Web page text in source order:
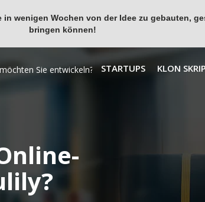
in wenigen Wochen von der Idee zu gebauten,
bringen können!
STARTUPS KLON